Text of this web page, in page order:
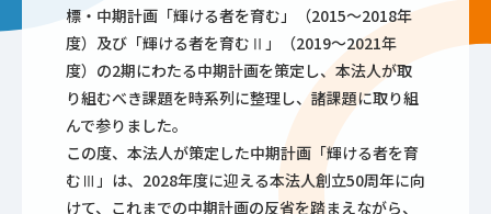
標・中期計画「輝ける者を育む」（2015～2018年
度）及び「輝ける者を育むⅡ」（2019～2021年
度）の2期にわたる中期計画を策定し、本法人が取
り組むべき課題を時系列に整理し、諸課題に取り組
んで参りました。
この度、本法人が策定した中期計画「輝ける者を育
むⅢ」は、2028年度に迎える本法人創立50周年に向
けて、これまでの中期計画の反省を踏まえながら、